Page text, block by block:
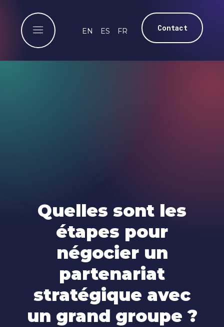
EN ES FR Contact
Quelles sont les
étapes pour
négocier un
partenariat
stratégique avec
un grand groupe ?